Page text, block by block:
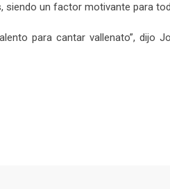
un factor motivante para
para cantar vallenato”, dijo